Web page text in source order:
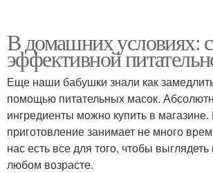
В домашних условиях:
эффективной
Еще наши бабушки знали как
помощью питательных масок.
ингредиенты можно купить в
приготовление занимает не много
нас есть все для того, чтобы
любом возрасте.